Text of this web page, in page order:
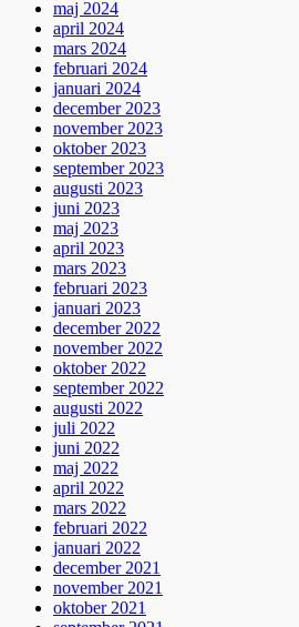
maj 2024
april 2024
mars 2024
februari 2024
januari 2024
december 2023
november 2023
oktober 2023
september 2023
augusti 2023
juni 2023
maj 2023
april 2023
mars 2023
februari 2023
januari 2023
december 2022
november 2022
oktober 2022
september 2022
augusti 2022
juli 2022
juni 2022
maj 2022
april 2022
mars 2022
februari 2022
januari 2022
december 2021
november 2021
oktober 2021